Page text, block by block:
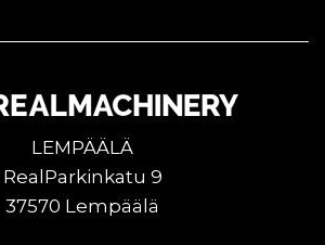
LEMPÄÄLÄ
RealParkinkatu 9
37570 Lempäälä